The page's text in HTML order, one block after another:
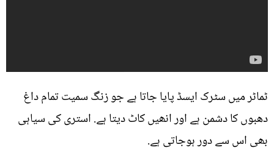
ٹماٹر میں سٹرک ایسڈ پایا جاتا ہے جو زنگ سمیت تمام داغ
دھبوں کا دشمن ہے اور انھیں کاٹ دیتا ہے. استری کی سیاہی
بھی اس سے دور ہوجاتی ہے.